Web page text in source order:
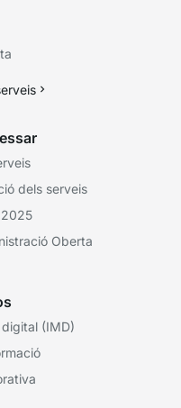
dels serveis
2025
Oberta
(IMD)